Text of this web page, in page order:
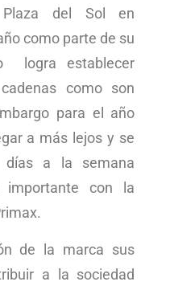
del Sol en
como parte de su
logra establecer
como son
para el año
a más lejos y se
días a la semana
importante con la
de la marca sus
a la sociedad